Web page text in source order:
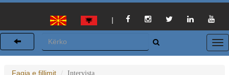
|
Faqja e fillimit Intervista